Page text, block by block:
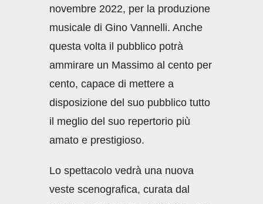
novembre 2022, per la produzione
musicale di Gino Vannelli. Anche
questa volta il pubblico potrà
ammirare un Massimo al cento per
cento, capace di mettere a
disposizione del suo pubblico tutto
il meglio del suo repertorio più
amato e prestigioso.
Lo spettacolo vedrà una nuova
veste scenografica, curata dal